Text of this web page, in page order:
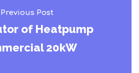
Previous Post
of Heatpump
20kW